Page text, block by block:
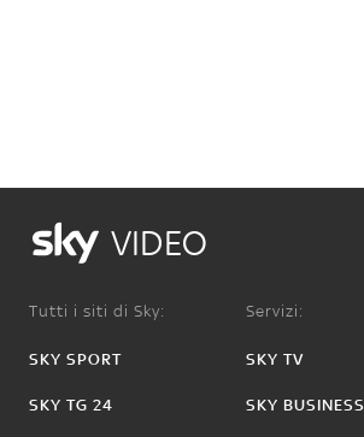
VIDEO
Tutti i siti di Sky:
SKY SPORT
SKY TG 24
Servizi:
SKY TV
SKY BUSINESS